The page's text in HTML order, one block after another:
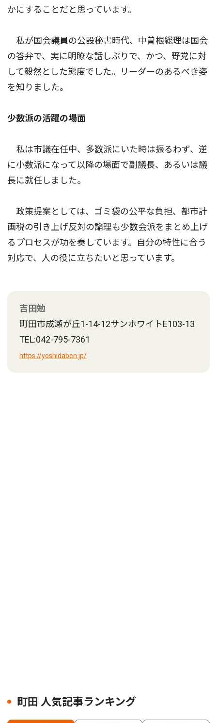
かにすることだと思っています。
私が国会議員の公設秘書時代、中曽根総理は国会
の答弁で、実に明瞭な話しぶりで、かつ、野党に対
して毅然とした態度でした。リーダーのあるべき姿
を知りました。
少数派の活躍の場面
私は市議在任中、多数派にいた時は振るわず、逆
に小数派になって以降の場面で副議長、あるいは議
長に就任しました。
政策提案としては、ゴミ袋の公平な負担、都市計
画税の引き上げ反対の論理も少数会派をまとめ上げ
るプロセスが功を奏しています。自分の特性に合う
対応で、人の役に立ちたいと思っています。
吉田勉
町田市成瀬が丘1-14-12サンホワイトE103-13
TEL:042-795-7361
https://yoshidaben.jp/
町田 人気記事ランキング